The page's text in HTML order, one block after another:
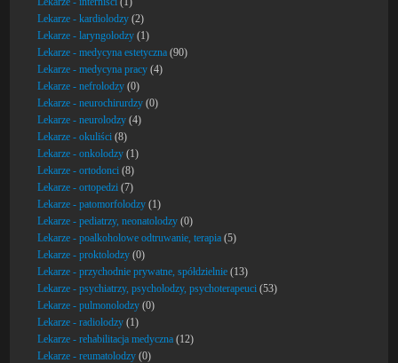
Lekarze - kardiolodzy (2)
Lekarze - laryngolodzy (1)
Lekarze - medycyna estetyczna (90)
Lekarze - medycyna pracy (4)
Lekarze - nefrolodzy (0)
Lekarze - neurochirurdzy (0)
Lekarze - neurolodzy (4)
Lekarze - okuliści (8)
Lekarze - onkolodzy (1)
Lekarze - ortodonci (8)
Lekarze - ortopedzi (7)
Lekarze - patomorfolodzy (1)
Lekarze - pediatrzy, neonatolodzy (0)
Lekarze - poalkoholowe odtruwanie, terapia (5)
Lekarze - proktolodzy (0)
Lekarze - przychodnie prywatne, spółdzielnie (13)
Lekarze - psychiatrzy, psycholodzy, psychoterapeuci (53)
Lekarze - pulmonolodzy (0)
Lekarze - radiolodzy (1)
Lekarze - rehabilitacja medyczna (12)
Lekarze - reumatolodzy (0)